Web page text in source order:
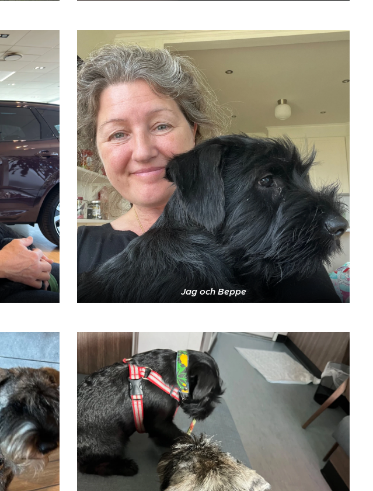
Jag och Beppe